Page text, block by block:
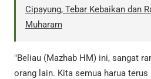
Cipayung, Tebar Kebaikan dan
Muharam
"Beliau (Mazhab HM) ini, sangat
orang lain. Kita semua harua